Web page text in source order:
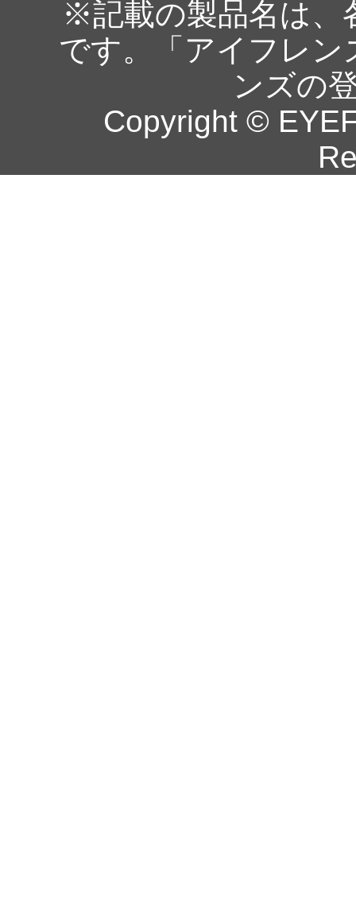
※記載の製品名は、
です。「アイフレ
ンズの
Copyright ©